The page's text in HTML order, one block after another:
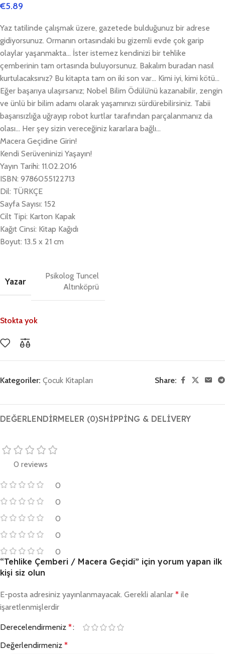
€5.89
Yaz tatilinde çalışmak üzere, gazetede bulduğunuz bir adrese
gidiyorsunuz. Ormanın ortasındaki bu gizemli evde çok garip
olaylar yaşanmakta… İster istemez kendinizi bir tehlike
çemberinin tam ortasında buluyorsunuz. Bakalım buradan nasıl
kurtulacaksınız? Bu kitapta tam on iki son var… Kimi iyi, kimi kötü…
Eğer başarıya ulaşırsanız; Nobel Bilim Ödülü’nü kazanabilir, zengin
ve ünlü bir bilim adamı olarak yaşamınızı sürdürebilirsiniz. Tabii
başarısızlığa uğrayıp robot kurtlar tarafından parçalanmanız da
olası… Her şey sizin vereceğiniz kararlara bağlı…
Macera Geçidine Girin!
Kendi Serüveninizi Yaşayın!
Yayın Tarihi: 11.02.2016
ISBN: 9786055122713
Dil: TÜRKÇE
Sayfa Sayısı: 152
Cilt Tipi: Karton Kapak
Kağıt Cinsi: Kitap Kağıdı
Boyut: 13.5 x 21 cm
Yazar
Psikolog Tuncel
Altınköprü
Stokta yok
Kategoriler: Çocuk Kitapları Share:
DEĞERLENDIRMELER (0)SHIPPING & DELIVERY
0 reviews
0
0
0
0
0
“Tehlike Çemberi / Macera Geçidi” için yorum yapan ilk
kişi siz olun
E-posta adresiniz yayınlanmayacak. Gerekli alanlar * ile
işaretlenmişlerdir
Derecelendirmeniz *
Değerlendirmeniz *